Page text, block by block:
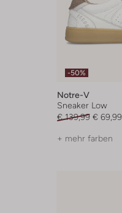
-50%
Notre-V
Sneaker Low
€ 139,99 € 69,99
+ mehr farben